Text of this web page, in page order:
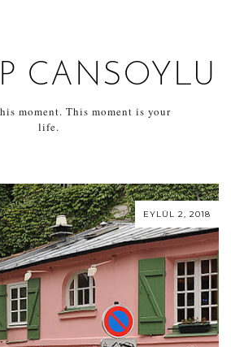
CANSOYLU
moment. This moment is your
life.
EYLÜL 2, 2018